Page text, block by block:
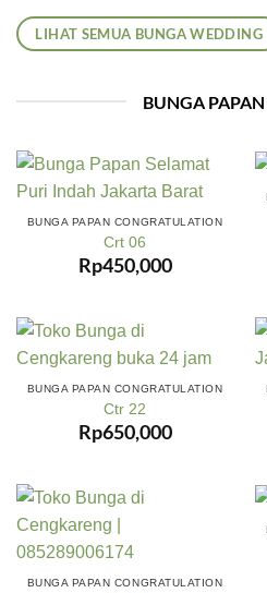
LIHAT SEMUA BUNGA WEDDING
BUNGA
BUNGA PAPAN CONGRATULATION
Crt 06
Rp450,000
BUNGA PAPAN CONGRATULATION
Ctr 22
Rp650,000
BUNGA PAPAN CONGRATULATION